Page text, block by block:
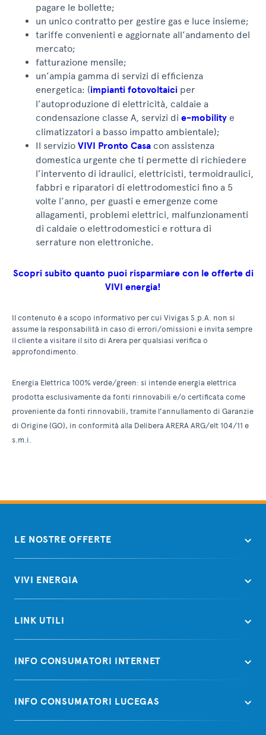
pagare le bollette;
un unico contratto per gestire gas e luce insieme;
tariffe convenienti e aggiornate all’andamento del
mercato;
fatturazione mensile;
un’ampia gamma di servizi di efficienza
energetica: (impianti fotovoltaici per
l’autoproduzione di elettricità, caldaie a
condensazione classe A, servizi di e-mobility e
climatizzatori a basso impatto ambientale);
Il servizio VIVI Pronto Casa con assistenza
domestica urgente che ti permette di richiedere
l’intervento di idraulici, elettricisti, termoidraulici,
fabbri e riparatori di elettrodomestici fino a 5
volte l’anno, per guasti e emergenze come
allagamenti, problemi elettrici, malfunzionamenti
di caldaie o elettrodomestici e rottura di
serrature non elettroniche.
Scopri subito quanto puoi risparmiare con le offerte di
VIVI energia!
Il contenuto è a scopo informativo per cui Vivigas S.p.A. non si
assume la responsabilità in caso di errori/omissioni e invita sempre
il cliente a visitare il sito di Arera per qualsiasi verifica o
approfondimento.
Energia Elettrica 100% verde/green: si intende energia elettrica
prodotta esclusivamente da fonti rinnovabili e/o certificata come
proveniente da fonti rinnovabili, tramite l’annullamento di Garanzie
di Origine (GO), in conformità alla Delibera ARERA ARG/elt 104/11 e
s.m.i.
LE NOSTRE OFFERTE
VIVI ENERGIA
LINK UTILI
INFO CONSUMATORI INTERNET
INFO CONSUMATORI LUCEGAS